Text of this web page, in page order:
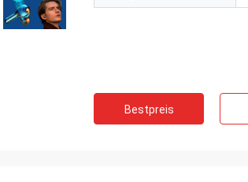
Bestpreis